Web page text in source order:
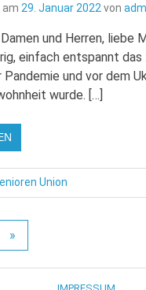
29. Januar 2022 von
und Herren, liebe
einfach entspannt das
Pandemie und vor dem
wurde. […]
Union
»